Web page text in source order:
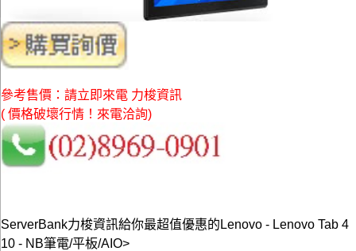
參考售價：請立即來電 力梭資訊
( 價格破壞行情！來電洽詢)
ServerBank力梭資訊給你最超值優惠的Lenovo - Lenovo Tab 4
10 - NB筆電/平板/AIO>